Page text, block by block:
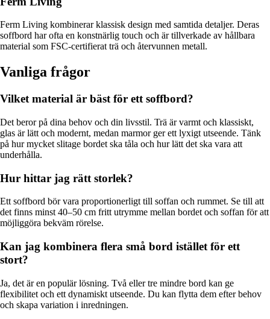
Ferm Living kombinerar klassisk design med samtida detaljer. Deras
soffbord har ofta en konstnärlig touch och är tillverkade av hållbara
material som FSC-certifierat trä och återvunnen metall.
Vanliga frågor
Vilket material är bäst för ett soffbord?
Det beror på dina behov och din livsstil. Trä är varmt och klassiskt,
glas är lätt och modernt, medan marmor ger ett lyxigt utseende. Tänk
på hur mycket slitage bordet ska tåla och hur lätt det ska vara att
underhålla.
Hur hittar jag rätt storlek?
Ett soffbord bör vara proportionerligt till soffan och rummet. Se till att
det finns minst 40–50 cm fritt utrymme mellan bordet och soffan för att
möjliggöra bekväm rörelse.
Kan jag kombinera flera små bord istället för ett
stort?
Ja, det är en populär lösning. Två eller tre mindre bord kan ge
flexibilitet och ett dynamiskt utseende. Du kan flytta dem efter behov
och skapa variation i inredningen.